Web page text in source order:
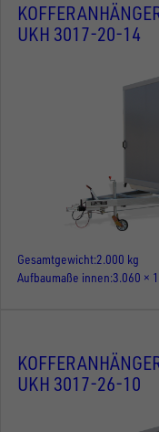
UKH 3017-20-14
Gesamtgewicht 2.000 kg
Aufbaumaße innen 3.060 ×
UKH 3017-26-10